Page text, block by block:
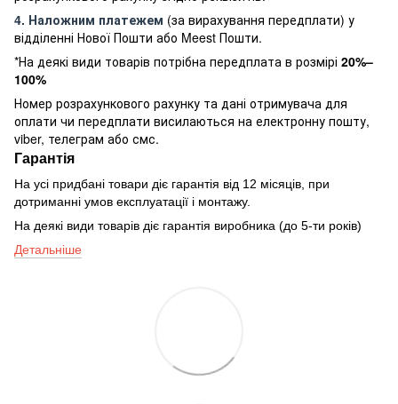
4. Наложним платежем (за вирахування передплати) у
відділенні Нової Пошти або Meest Пошти.
*На деякі види товарів потрібна передплата в розмірі 20%–
100%
Номер розрахункового рахунку та дані отримувача для
оплати чи передплати висилаються на електронну пошту,
viber, телеграм або смс.
Гарантія
На усі придбані товари діє гарантія від 12 місяців, при
дотриманні умов експлуатації і монтажу.
На деякі види товарів діє гарантія виробника (до 5-ти років)
Детальніше